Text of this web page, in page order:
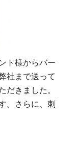
ト様からバー
社まで送って
だきました。
。さらに、刺